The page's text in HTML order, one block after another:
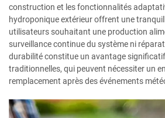
construction et les fonctionnalités
hydroponique extérieur offrent une
utilisateurs souhaitant une production
surveillance continue du système ni
durabilité constitue un avantage
traditionnelles, qui peuvent nécessiter un
remplacement après des événements